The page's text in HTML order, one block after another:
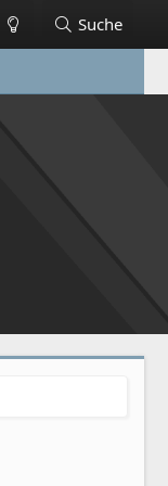
Suche